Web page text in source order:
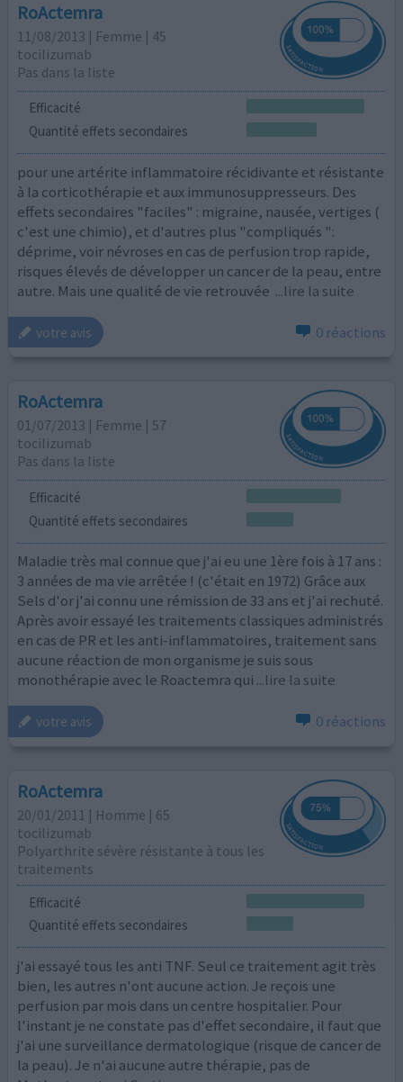
RoActemra
11/08/2013 | Femme | 45
tocilizumab
Pas dans la liste
Efficacité
Quantité effets secondaires
pour une artérite inflammatoire récidivante et résistante
à la corticothérapie et aux immunosuppresseurs. Des
effets secondaires "faciles" : migraine, nausée, vertiges (
c'est une chimio), et d'autres plus "compliqués ":
déprime, voir névroses en cas de perfusion trop rapide,
risques élevés de développer un cancer de la peau, entre
autre. Mais une qualité de vie retrouvée ...lire la suite
votre avis 0 réactions
RoActemra
01/07/2013 | Femme | 57
tocilizumab
Pas dans la liste
Efficacité
Quantité effets secondaires
Maladie très mal connue que j'ai eu une 1ère fois à 17 ans :
3 années de ma vie arrêtée ! (c'était en 1972) Grâce aux
Sels d'or j'ai connu une rémission de 33 ans et j'ai rechuté.
Après avoir essayé les traitements classiques administrés
en cas de PR et les anti-inflammatoires, traitement sans
aucune réaction de mon organisme je suis sous
monothérapie avec le Roactemra qui ...lire la suite
votre avis 0 réactions
RoActemra
20/01/2011 | Homme | 65
tocilizumab
Polyarthrite sévère résistante à tous les
traitements
Efficacité
Quantité effets secondaires
j'ai essayé tous les anti TNF. Seul ce traitement agit très
bien, les autres n'ont aucune action. Je reçois une
perfusion par mois dans un centre hospitalier. Pour
l'instant je ne constate pas d'effet secondaire, il faut que
j'ai une surveillance dermatologique (risque de cancer de
la peau). Je n'ai aucune autre thérapie, pas de